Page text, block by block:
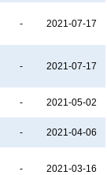
- 2021-07-17
- 2021-07-17
- 2021-05-02
- 2021-04-06
- 2021-03-16